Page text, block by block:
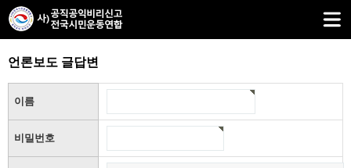
언론보도 글답변
이름
비밀번호